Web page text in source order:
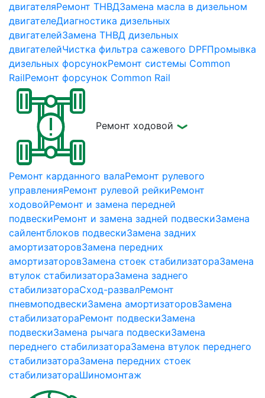
двигателяРемонт ТНВДЗамена масла в дизельном
двигателеДиагностика дизельных
двигателейЗамена ТНВД дизельных
двигателейЧистка фильтра сажевого DPFПромывка
дизельных форсунокРемонт системы Common
RailРемонт форсунок Common Rail
Ремонт ходовой
Ремонт карданного валаРемонт рулевого
управленияРемонт рулевой рейкиРемонт
ходовойРемонт и замена передней
подвескиРемонт и замена задней подвескиЗамена
сайлентблоков подвескиЗамена задних
амортизаторовЗамена передних
амортизаторовЗамена стоек стабилизатораЗамена
втулок стабилизатораЗамена заднего
стабилизатораСход-развалРемонт
пневмоподвескиЗамена амортизаторовЗамена
стабилизатораРемонт подвескиЗамена
подвескиЗамена рычага подвескиЗамена
переднего стабилизатораЗамена втулок переднего
стабилизатораЗамена передних стоек
стабилизатораШиномонтаж